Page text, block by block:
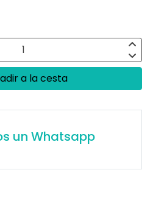
a la cesta
un Whatsapp